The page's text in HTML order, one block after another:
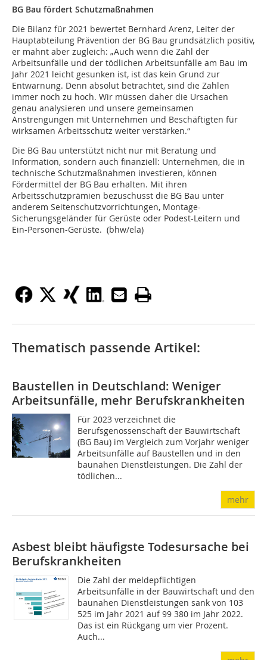
BG Bau fördert Schutzmaßnahmen
Die Bilanz für 2021 bewertet Bernhard Arenz, Leiter der
Hauptabteilung Prävention der BG Bau grundsätzlich positiv,
er mahnt aber zugleich: „Auch wenn die Zahl der
Arbeitsunfälle und der tödlichen Arbeitsunfälle am Bau im
Jahr 2021 leicht gesunken ist, ist das kein Grund zur
Entwarnung. Denn absolut betrachtet, sind die Zahlen
immer noch zu hoch. Wir müssen daher die Ursachen
genau analysieren und unsere gemeinsamen
Anstrengungen mit Unternehmen und Beschäftigten für
wirksamen Arbeitsschutz weiter verstärken.“
Die BG Bau unterstützt nicht nur mit Beratung und
Information, sondern auch finanziell: Unternehmen, die in
technische Schutzmaßnahmen investieren, können
Fördermittel der BG Bau erhalten. Mit ihren
Arbeitsschutzprämien bezuschusst die BG Bau unter
anderem Seitenschutzvorrichtungen, Montage-
Sicherungsgeländer für Gerüste oder Podest-Leitern und
Ein-Personen-Gerüste. (bhw/ela)
Thematisch passende Artikel:
Baustellen in Deutschland: Weniger
Arbeitsunfälle, mehr Berufskrankheiten
Für 2023 verzeichnet die
Berufsgenossenschaft der Bauwirtschaft
(BG Bau) im Vergleich zum Vorjahr weniger
Arbeitsunfälle auf Baustellen und in den
baunahen Dienstleistungen. Die Zahl der
tödlichen...
mehr
Asbest bleibt häufigste Todesursache bei
Berufskrankheiten
Die Zahl der meldepflichtigen
Arbeitsunfälle in der Bauwirtschaft und den
baunahen Dienstleistungen sank von 103
525 im Jahr 2021 auf 99 380 im Jahr 2022.
Das ist ein Rückgang um vier Prozent.
Auch...